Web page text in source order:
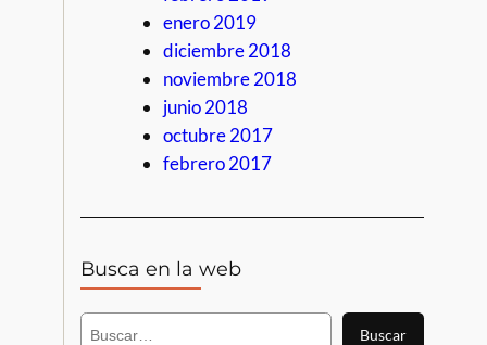
enero 2019
diciembre 2018
noviembre 2018
junio 2018
octubre 2017
febrero 2017
Busca en la web
B
Buscar